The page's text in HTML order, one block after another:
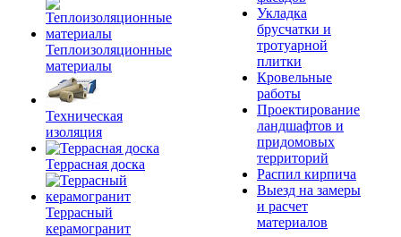
Теплоизоляционные
материалы
Техническая
изоляция
Террасная доска
Террасный
керамогранит
Укладка
брусчатки и
тротуарной
плитки
Кровельные
работы
Проектирование
ландшафтов и
придомовых
территорий
Распил кирпича
Выезд на замеры
и расчет
материалов